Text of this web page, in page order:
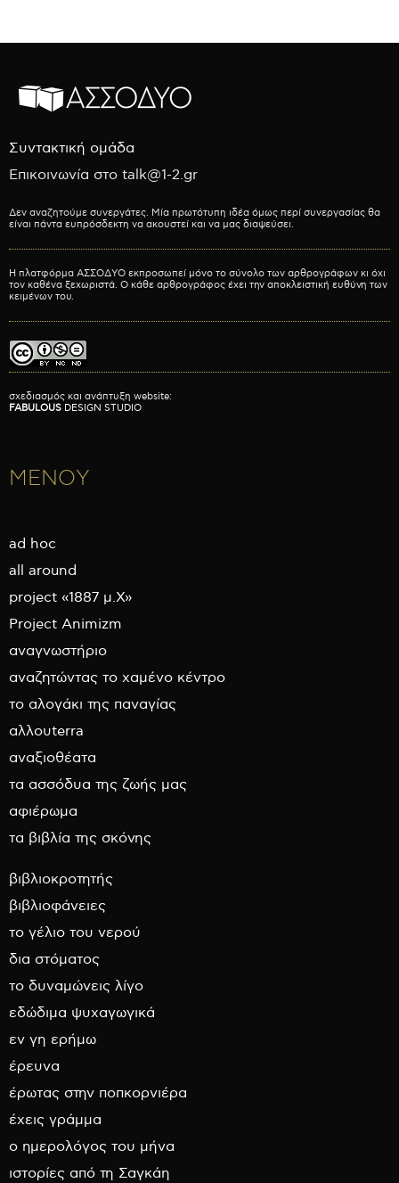
Συντακτική ομάδα
Επικοινωνία στο talk@1-2.gr
Δεν αναζητούμε συνεργάτες. Μία πρωτότυπη ιδέα όμως περί συνεργασίας θα
είναι πάντα ευπρόσδεκτη να ακουστεί και να μας διαψεύσει.
Η πλατφόρμα ΑΣΣΟΔΥΟ εκπροσωπεί μόνο το σύνολο των αρθρογράφων κι όχι
τον καθένα ξεχωριστά. Ο κάθε αρθρογράφος έχει την αποκλειστική ευθύνη των
κειμένων του.
σχεδιασμός και ανάπτυξη website:
FABULOUS DESIGN STUDIO
ΜΕΝΟΥ
ad hoc
all around
project «1887 μ.Χ»
Project Animizm
αναγνωστήριο
αναζητώντας το χαμένο κέντρο
το αλογάκι της παναγίας
αλλουterra
αναξιοθέατα
τα ασσόδυα της ζωής μας
αφιέρωμα
τα βιβλία της σκόνης
βιβλιοκροτητής
βιβλιοφάνειες
το γέλιο του νερού
δια στόματος
το δυναμώνεις λίγο
εδώδιμα ψυχαγωγικά
εν γη ερήμω
έρευνα
έρωτας στην ποπκορνιέρα
έχεις γράμμα
ο ημερολόγος του μήνα
ιστορίες από τη Σαγκάη